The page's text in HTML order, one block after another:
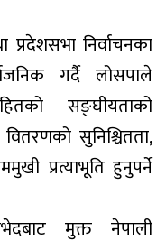
निर्वाचनका
गर्दै लोसपाले
सङ्घीयताको
सुनिश्चितता,
प्रत्याभूति हुनुपर्ने
मुक्त नेपाली